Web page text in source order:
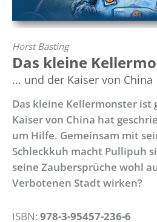
Horst Basting
Das kleine
... und der Kaiser von China
Das kleine Kellermonster ist
Kaiser von China hat
um Hilfe. Gemeinsam mit
Schleckkuh macht Pullipuh
seine Zaubersprüche wohl
Verbotenen Stadt wirken?
ISBN: 978-3-95457-236-6